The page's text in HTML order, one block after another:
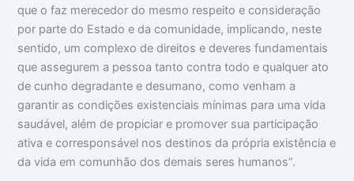
que o faz merecedor do mesmo respeito e consideração
por parte do Estado e da comunidade, implicando, neste
sentido, um complexo de direitos e deveres fundamentais
que assegurem a pessoa tanto contra todo e qualquer ato
de cunho degradante e desumano, como venham a
garantir as condições existenciais mínimas para uma vida
saudável, além de propiciar e promover sua participação
ativa e corresponsável nos destinos da própria existência e
da vida em comunhão dos demais seres humanos”.